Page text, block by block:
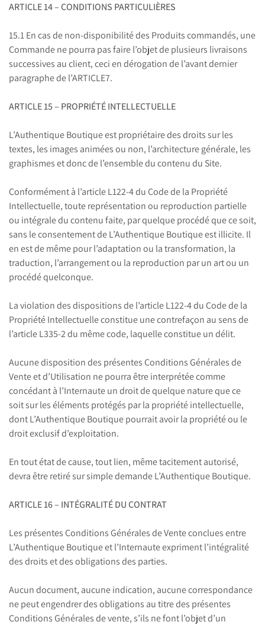
ARTICLE 14 – CONDITIONS PARTICULIÈRES
15.1 En cas de non-disponibilité des Produits commandés, une
Commande ne pourra pas faire l’objet de plusieurs livraisons
successives au client, ceci en dérogation de l’avant dernier
paragraphe de l’ARTICLE7.
ARTICLE 15 – PROPRIÉTÉ INTELLECTUELLE
L’Authentique Boutique est propriétaire des droits sur les
textes, les images animées ou non, l’architecture générale, les
graphismes et donc de l’ensemble du contenu du Site.
Conformément à l’article L122-4 du Code de la Propriété
Intellectuelle, toute représentation ou reproduction partielle
ou intégrale du contenu faite, par quelque procédé que ce soit,
sans le consentement de L’Authentique Boutique est illicite. Il
en est de même pour l’adaptation ou la transformation, la
traduction, l’arrangement ou la reproduction par un art ou un
procédé quelconque.
La violation des dispositions de l’article L122-4 du Code de la
Propriété Intellectuelle constitue une contrefaçon au sens de
l’article L335-2 du même code, laquelle constitue un délit.
Aucune disposition des présentes Conditions Générales de
Vente et d’Utilisation ne pourra être interprétée comme
concédant à l’Internaute un droit de quelque nature que ce
soit sur les éléments protégés par la propriété intellectuelle,
dont L’Authentique Boutique pourrait avoir la propriété ou le
droit exclusif d’exploitation.
En tout état de cause, tout lien, même tacitement autorisé,
devra être retiré sur simple demande L’Authentique Boutique.
ARTICLE 16 – INTÉGRALITÉ DU CONTRAT
Les présentes Conditions Générales de Vente conclues entre
L’Authentique Boutique et l’Internaute expriment l’intégralité
des droits et des obligations des parties.
Aucun document, aucune indication, aucune correspondance
ne peut engendrer des obligations au titre des présentes
Conditions Générales de vente, s’ils ne font l’objet d’un